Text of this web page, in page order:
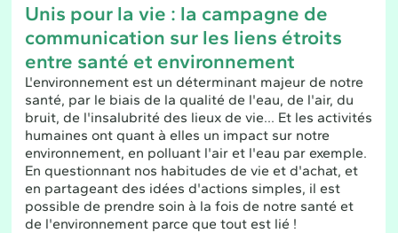
Unis pour la vie : la campagne de
communication sur les liens étroits
entre santé et environnement
L'environnement est un déterminant majeur de notre
santé, par le biais de la qualité de l'eau, de l'air, du
bruit, de l'insalubrité des lieux de vie... Et les activités
humaines ont quant à elles un impact sur notre
environnement, en polluant l'air et l'eau par exemple.
En questionnant nos habitudes de vie et d'achat, et
en partageant des idées d'actions simples, il est
possible de prendre soin à la fois de notre santé et
de l'environnement parce que tout est lié !